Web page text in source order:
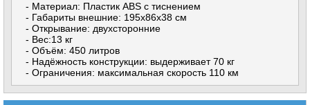
- Материал: Пластик ABS с тиснением
- Габариты внешние: 195х86х38 см
- Открывание: двухсторонние
- Вес:13 кг
- Объём: 450 литров
- Надёжность конструкции: выдерживает 70 кг
- Ограничения: максимальная скорость 110 км